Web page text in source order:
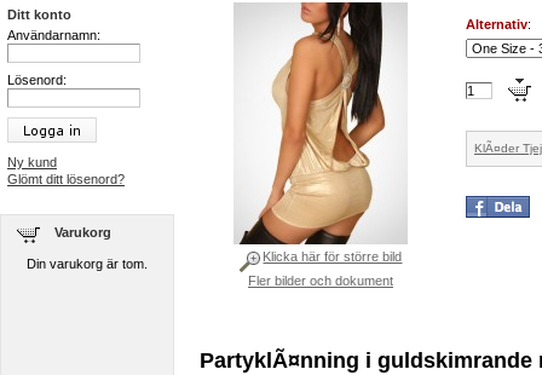
Klicka här för större bild
Fler bilder och dokument
Alternativ:
KlÃ¤der
PartyklÃ¤nning i guldskimrande
Ditt konto
Användarnamn:
Lösenord:
Ny kund
Glömt ditt lösenord?
Varukorg
Din varukorg är tom.